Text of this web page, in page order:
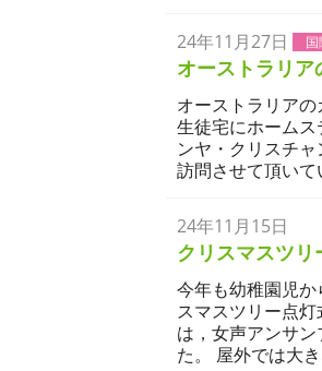
24年11月27日
オーストラリ
オーストラリア
生徒宅にホーム
ンヤ・クリスチ
訪問させて頂い
24年11月15日
クリスマスツリ
今年も幼稚園児
スマスツリー点
は，女声アンサ
た。 屋外では大